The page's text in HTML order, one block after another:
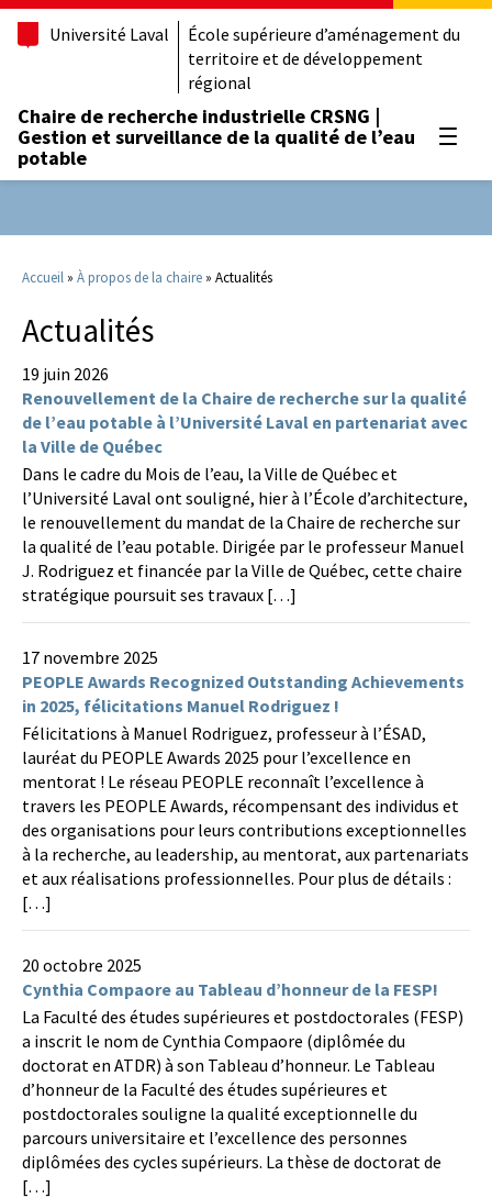
Université Laval
École supérieure d’aménagement du
territoire et de développement
régional
Chaire de recherche industrielle CRSNG |
Gestion et surveillance de la qualité de l’eau
potable
Accueil » À propos de la chaire » Actualités
Actualités
19 juin 2026
Renouvellement de la Chaire de recherche sur la qualité
de l’eau potable à l’Université Laval en partenariat avec
la Ville de Québec
Dans le cadre du Mois de l’eau, la Ville de Québec et
l’Université Laval ont souligné, hier à l’École d’architecture,
le renouvellement du mandat de la Chaire de recherche sur
la qualité de l’eau potable. Dirigée par le professeur Manuel
J. Rodriguez et financée par la Ville de Québec, cette chaire
stratégique poursuit ses travaux […]
17 novembre 2025
PEOPLE Awards Recognized Outstanding Achievements
in 2025, félicitations Manuel Rodriguez !
Félicitations à Manuel Rodriguez, professeur à l’ÉSAD,
lauréat du PEOPLE Awards 2025 pour l’excellence en
mentorat ! Le réseau PEOPLE reconnaît l’excellence à
travers les PEOPLE Awards, récompensant des individus et
des organisations pour leurs contributions exceptionnelles
à la recherche, au leadership, au mentorat, aux partenariats
et aux réalisations professionnelles. Pour plus de détails :
[…]
20 octobre 2025
Cynthia Compaore au Tableau d’honneur de la FESP!
La Faculté des études supérieures et postdoctorales (FESP)
a inscrit le nom de Cynthia Compaore (diplômée du
doctorat en ATDR) à son Tableau d’honneur. Le Tableau
d’honneur de la Faculté des études supérieures et
postdoctorales souligne la qualité exceptionnelle du
parcours universitaire et l’excellence des personnes
diplômées des cycles supérieurs. La thèse de doctorat de
[…]